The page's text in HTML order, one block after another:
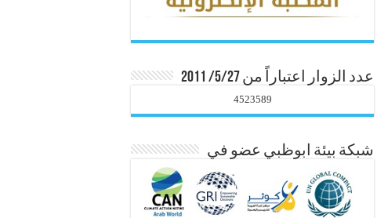
عدد الزوار اعتباراً من 5/27/ 2011
4523589
شبكة بيئة ابوظبي عضو في